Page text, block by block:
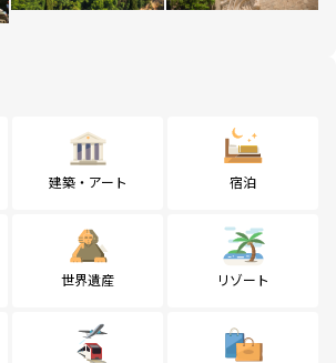
建築・アート 宿泊
世界遺産 リゾート